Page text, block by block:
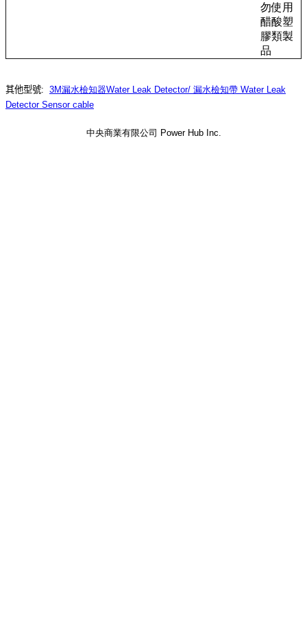
勿使用
醋酸塑
膠類製
品
其他型號: 3M漏水檢知器Water Leak Detector/ 漏水檢知帶 Water Leak
Detector Sensor cable
中央商業有限公司 Power Hub Inc.